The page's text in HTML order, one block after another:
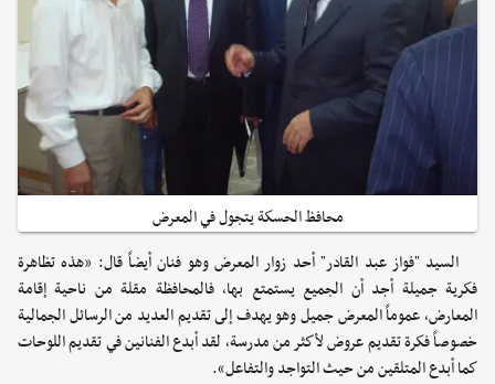
محافظ الحسكة يتجول في المعرض
السيد "فواز عبد القادر" أحد زوار المعرض وهو فنان أيضاً قال: «هذه تظاهرة
فكرية جميلة أجد أن الجميع يستمتع بها، فالمحافظة مقلة من ناحية إقامة
المعارض، عموماً المعرض جميل وهو يهدف إلى تقديم العديد من الرسائل الجمالية
خصوصاً فكرة تقديم عروض لأكثر من مدرسة، لقد أبدع الفنانين في تقديم اللوحات
كما أبدع المتلقين من حيث التواجد والتفاعل».